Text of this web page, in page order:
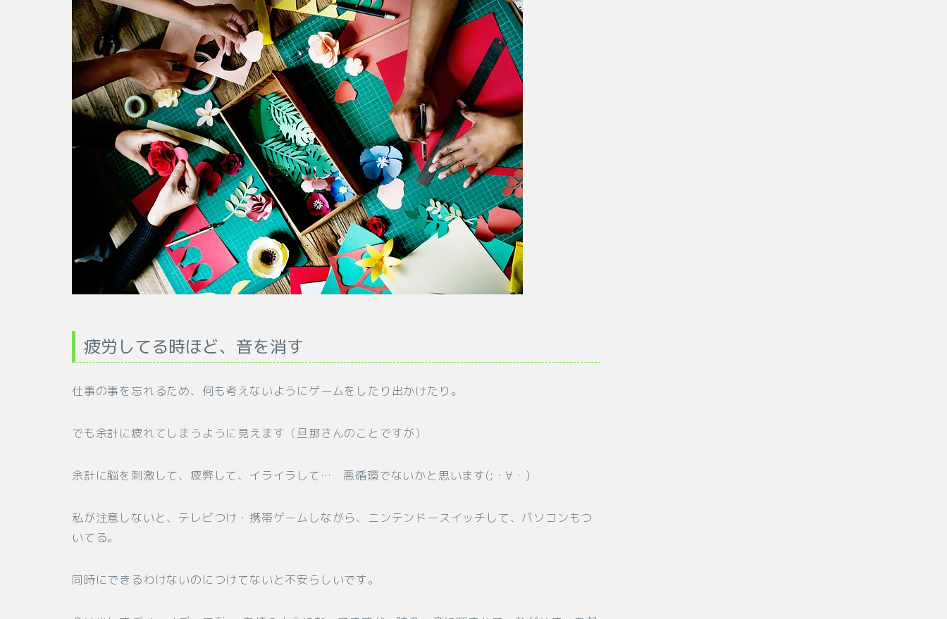
疲労してる時ほど、音を消す
仕事の事を忘れるため、何も考えないようにゲームをしたり出かけたり。
でも余計に疲れてしまうように見えます（旦那さんのことですが）
余計に脳を刺激して、疲弊して、イライラして… 悪循環でないかと思います(;・∀・)
私が注意しないと、テレビつけ・携帯ゲームしながら、ニンテンドースイッチして、パソコンもつ
いてる。
同時にできるわけないのにつけてないと不安らしいです。